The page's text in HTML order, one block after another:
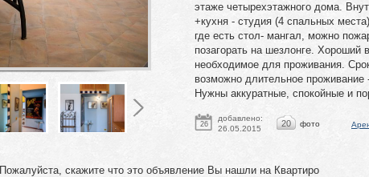
этаже четырехэтажного дома.
+кухня - студия (4 спальных
где есть стол- мангал, можно
позагорать на шезлонге. Хороший
необходимое для проживания.
возможно длительное проживание
Нужны аккуратные, спокойные и
26
добавлено:
26.05.2015
20 фото
Пожалуйста, скажите что это объявление Вы нашли на Квартиро